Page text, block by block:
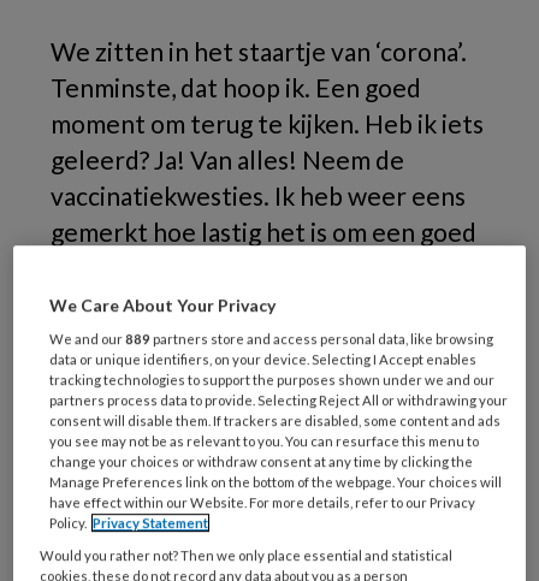
We zitten in het staartje van ‘corona’.
Tenminste, dat hoop ik. Een goed
moment om terug te kijken. Heb ik iets
geleerd? Ja! Van alles! Neem de
vaccinatiekwesties. Ik heb weer eens
gemerkt hoe lastig het is om een goed
oren komt’.
Je wel of niet laten vaccineren? Een dilemma
dat aan menige keukentafel en in menig
werkoverleg tot verhitte discussies leidde,
soms zelfs tot verwijdering van elkaar. Families
raakten ontwricht. Zorgteams knalden uit
elkaar. Standpunten verhardden. Hoe fijn zou
het zijn als het lukt om dat zoveel mogelijk te
We Care About Your Privacy
We and our889 partners store and access personal data, like browsing
data or unique identifiers, on your device. Selecting I Accept enables
tracking technologies to support the purposes shown under we and our
partners process data to provide. Selecting Reject All or withdrawing your
consent will disable them. If trackers are disabled, some content and ads
you see may not be as relevant to you. You can resurface this menu to
change your choices or withdraw consent at any time by clicking the
Manage Preferences link on the bottom of the webpage. Your choices will
have effect within our Website. For more details, refer to our Privacy
Policy. Privacy Statement
Would you rather not? Then we only place essential and statistical
cookies, these do not record any data about you as a person